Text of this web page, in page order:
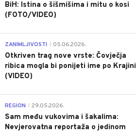
BiH: Istina o šišmišima i mitu o kosi
(FOTO/VIDEO)
ZANIMLJIVOSTI 05.06.2026.
Otkriven trag nove vrste: Čovječja
ribica mogla bi ponijeti ime po Krajini
(VIDEO)
REGION 29.05.2026.
Sam među vukovima i šakalima:
Nevjerovatna reportaža o jedinom